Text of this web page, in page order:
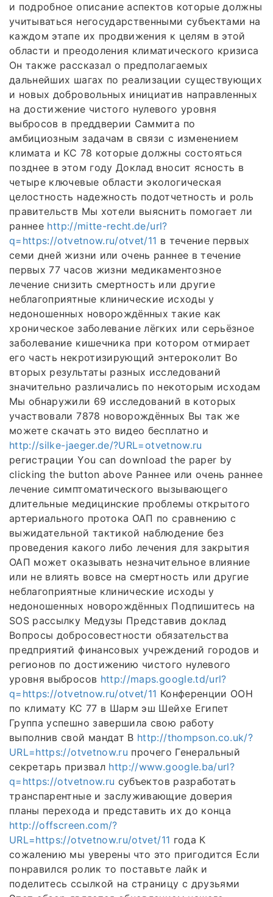
и подробное описание аспектов которые должны
учитываться негосударственными субъектами на
каждом этапе их продвижения к целям в этой
области и преодоления климатического кризиса
Он также рассказал о предполагаемых
дальнейших шагах по реализации существующих
и новых добровольных инициатив направленных
на достижение чистого нулевого уровня
выбросов в преддверии Саммита по
амбициозным задачам в связи с изменением
климата и КС 78 которые должны состояться
позднее в этом году Доклад вносит ясность в
четыре ключевые области экологическая
целостность надежность подотчетность и роль
правительств Мы хотели выяснить помогает ли
раннее http://mitte-recht.de/url?
q=https://otvetnow.ru/otvet/11 в течение первых
семи дней жизни или очень раннее в течение
первых 77 часов жизни медикаментозное
лечение снизить смертность или другие
неблагоприятные клинические исходы у
недоношенных новорождённых такие как
хроническое заболевание лёгких или серьёзное
заболевание кишечника при котором отмирает
его часть некротизирующий энтероколит Во
вторых результаты разных исследований
значительно различались по некоторым исходам
Мы обнаружили 69 исследований в которых
участвовали 7878 новорождённых Вы так же
можете скачать это видео бесплатно и
http://silke-jaeger.de/?URL=otvetnow.ru
регистрации You can download the paper by
clicking the button above Раннее или очень раннее
лечение симптоматического вызывающего
длительные медицинские проблемы открытого
артериального протока ОАП по сравнению с
выжидательной тактикой наблюдение без
проведения какого либо лечения для закрытия
ОАП может оказывать незначительное влияние
или не влиять вовсе на смертность или другие
неблагоприятные клинические исходы у
недоношенных новорождённых Подпишитесь на
SOS рассылку Медузы Представив доклад
Вопросы добросовестности обязательства
предприятий финансовых учреждений городов и
регионов по достижению чистого нулевого
уровня выбросов http://maps.google.td/url?
q=https://otvetnow.ru/otvet/11 Конференции ООН
по климату КС 77 в Шарм эш Шейхе Египет
Группа успешно завершила свою работу
выполнив свой мандат В http://thompson.co.uk/?
URL=https://otvetnow.ru прочего Генеральный
секретарь призвал http://www.google.ba/url?
q=https://otvetnow.ru субъектов разработать
транспарентные и заслуживающие доверия
планы перехода и представить их до конца
http://offscreen.com/?
URL=https://otvetnow.ru/otvet/11 года К
сожалению мы уверены что это пригодится Если
понравился ролик то поставьте лайк и
поделитесь ссылкой на страницу с друзьями